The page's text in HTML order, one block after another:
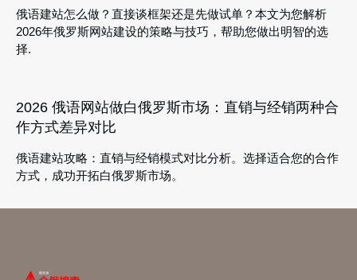
俄语建站怎么做？直接谈框架还是先做试单？本文为您解析
2026年俄罗斯网站建设的策略与技巧，帮助您做出明智的选
择.
2026 俄语网站做白俄罗斯市场：直销与经销两种合
作方式差异对比
俄语建站攻略：直销与经销模式对比分析。选择适合您的合作
方式，成功开拓白俄罗斯市场。